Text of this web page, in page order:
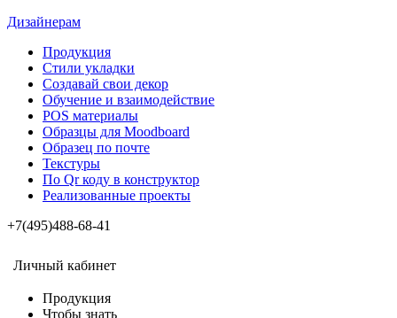
Дизайнерам
Продукция
Стили укладки
Создавай свои декор
Обучение и взаимодействие
POS материалы
Образцы для Moodboard
Образец по почте
Текстуры
По Qr коду в конструктор
Реализованные проекты
+7(495)488-68-41
Личный кабинет
Продукция
Чтобы знать